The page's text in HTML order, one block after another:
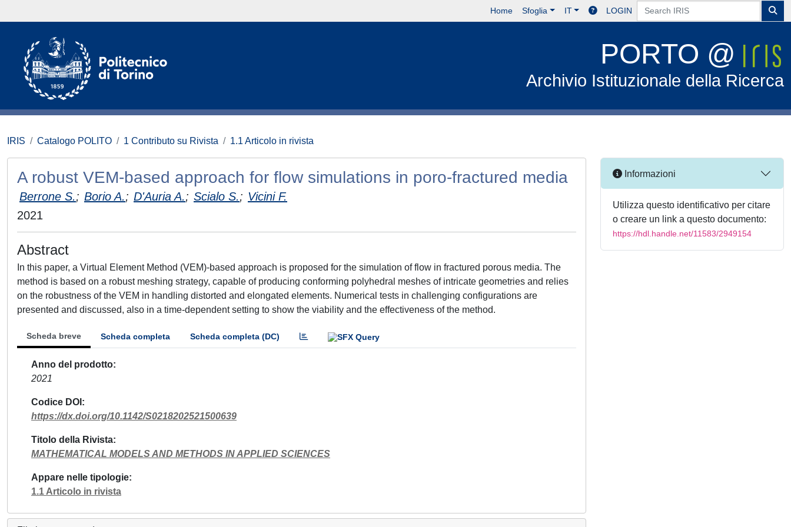
Home Sfoglia IT LOGIN
PORTO @
Archivio Istituzionale della Ricerca
IRIS Catalogo POLITO 1 Contributo su Rivista 1.1 Articolo in rivista
A robust VEM-based approach for flow simulations in poro-fractured media
Berrone S.; Borio A.; D'Auria A.; Scialo S.; Vicini F.
2021
Abstract
In this paper, a Virtual Element Method (VEM)-based approach is proposed for the simulation of flow in fractured porous media. The
method is based on a robust meshing strategy, capable of producing conforming polyhedral meshes of intricate geometries and relies
on the robustness of the VEM in handling distorted and elongated elements. Numerical tests in challenging configurations are
presented and discussed, also in a time-dependent setting to show the viability and the effectiveness of the method.
Scheda breve Scheda completa Scheda completa (DC)
Anno del prodotto
2021
Codice DOI
https://dx.doi.org/10.1142/S0218202521500639
Titolo della Rivista
MATHEMATICAL MODELS AND METHODS IN APPLIED SCIENCES
Appare nelle tipologie
1.1 Articolo in rivista
Informazioni
Utilizza questo identificativo per citare
o creare un link a questo documento:
https://hdl.handle.net/11583/2949154